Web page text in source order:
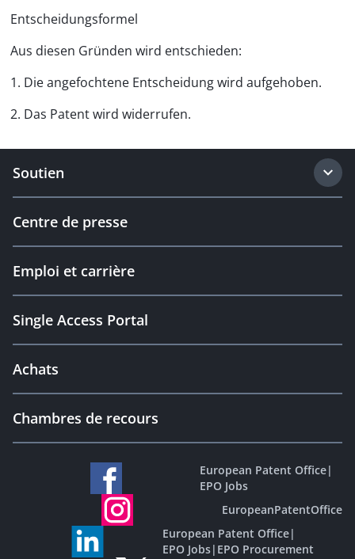
Entscheidungsformel
Aus diesen Gründen wird entschieden:
1. Die angefochtene Entscheidung wird aufgehoben.
2. Das Patent wird widerrufen.
Soutien
Centre de presse
Emploi et carrière
Single Access Portal
Achats
Chambres de recours
European Patent Office|
EPO Jobs
EuropeanPatentOffice
European Patent Office|
EPO Jobs| EPO Procurement